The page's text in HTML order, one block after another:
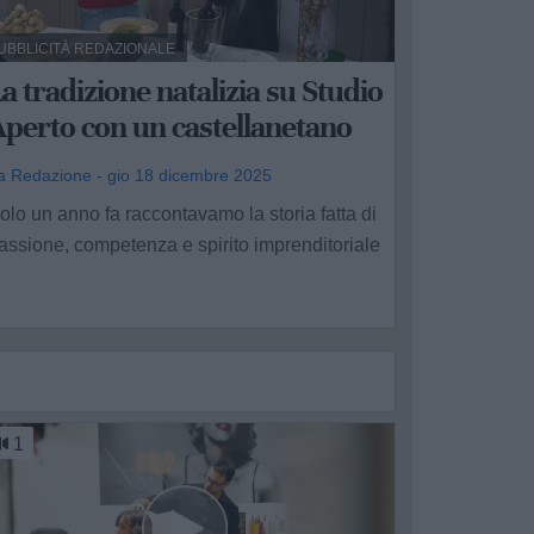
REDAZIONALE
tradizione natalizia su Studio
con un castellanetano
Redazione - gio 18 dicembre 2025
un anno fa raccontavamo la storia fatta di
competenza e spirito imprenditoriale
1